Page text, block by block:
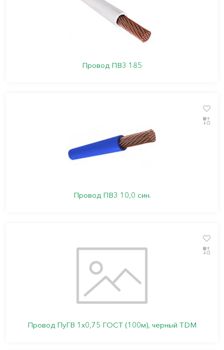
Провод ПВ3 185
Провод ПВ3 10,0 син.
Провод ПуГВ 1х0,75 ГОСТ (100м), черный TDM